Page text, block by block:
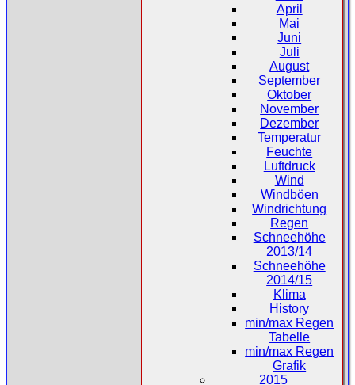
April
Mai
Juni
Juli
August
September
Oktober
November
Dezember
Temperatur
Feuchte
Luftdruck
Wind
Windböen
Windrichtung
Regen
Schneehöhe
2013/14
Schneehöhe
2014/15
Klima
History
min/max Regen
Tabelle
min/max Regen
Grafik
2015